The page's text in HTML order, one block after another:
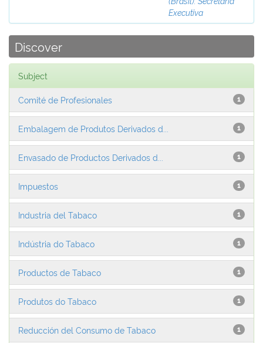
Executiva
Discover
Subject
1
Comité de Profesionales
1
Embalagem de Produtos Derivados d...
1
Envasado de Productos Derivados d...
1
Impuestos
1
Industria del Tabaco
1
Indústria do Tabaco
1
Productos de Tabaco
1
Produtos do Tabaco
1
Reducción del Consumo de Tabaco